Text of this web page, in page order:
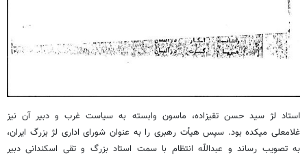
استاد لژ سید حسن تقیزاده، ماسون وابسته به سیاست غرب و دبیر آن نیز
غلامعلی میکده بود. سپس هیأت رهبری را به عنوان شورای اداری لژ بزرگ ایران،
به تصویب رساند و عبداللّه‌ انتظام با سمت استاد بزرگ و تقی اسکندانی دبیر